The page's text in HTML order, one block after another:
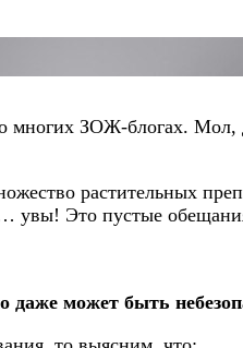
ЗОЖ-блогах. Мол,
растительных
увы! Это пустые
даже может быть